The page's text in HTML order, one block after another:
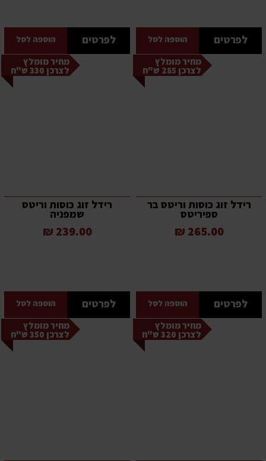
לפרטים הוספה לסל לפרטים הוספה לסל
מחיר מומלץ
לצרכן 285 ש"ח
רידל זוג כוסות וריטס בר
ספיריטס
265.00 ₪
לפרטים הוספה לסל
מחיר מומלץ
לצרכן 330 ש"ח
רידל זוג כוסות וריטס
שמפניה
239.00 ₪
לפרטים הוספה לסל
מחיר מומלץ
לצרכן 320 ש"ח
מחיר מומלץ
לצרכן 350 ש"ח